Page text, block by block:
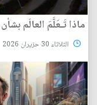
ماذا تَـعَلَّمَ العالَم
الثلاثاء 30 حزيران 2026